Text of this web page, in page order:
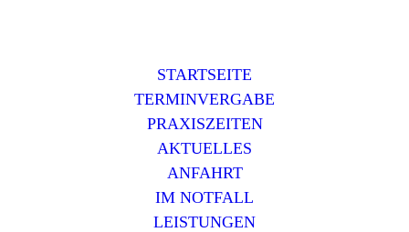
STARTSEITE
TERMINVERGABE
PRAXISZEITEN
AKTUELLES
ANFAHRT
IM NOTFALL
LEISTUNGEN